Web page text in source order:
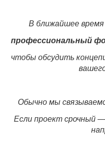
В ближайшее время
профессиональный
чтобы обсудить
Обычно мы
Если проект срочный